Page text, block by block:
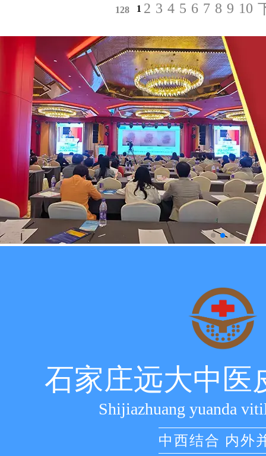
将
种
供
证
128 1 2 3 4 5 6 7 8 9 10
石家庄远大中医
Shijiazhuang yuanda
中西结合 内外